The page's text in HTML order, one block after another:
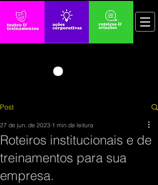
Post
Roteiros institucionais e de
treinamentos para sua
empresa.
27 de jun. de 2023 1 min de leitura